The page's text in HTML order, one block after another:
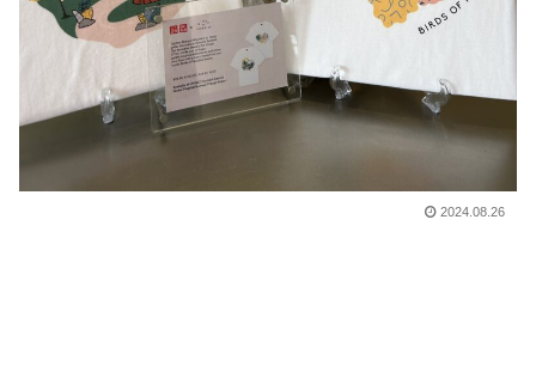
2024.08.26